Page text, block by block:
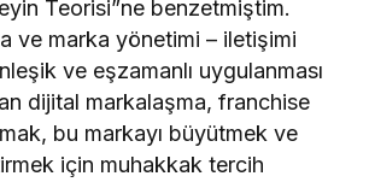
Teorisi”ne benzetmiştim.
ve marka yönetimi – iletişimi
ve eşzamanlı uygulanması
dijital markalaşma, franchise
bu markayı büyütmek ve
için muhakkak tercih